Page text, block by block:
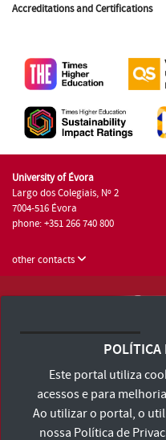
Accreditations and Certifications
University of Évora
Largo dos Colegiais, Nº 2
7004-516 Évora
phone: +351 266 740 800
other contacts
Terms and
POLÍTICA
Este portal utiliza
acessos e para
Ao utilizar o portal, o
nossa Política de